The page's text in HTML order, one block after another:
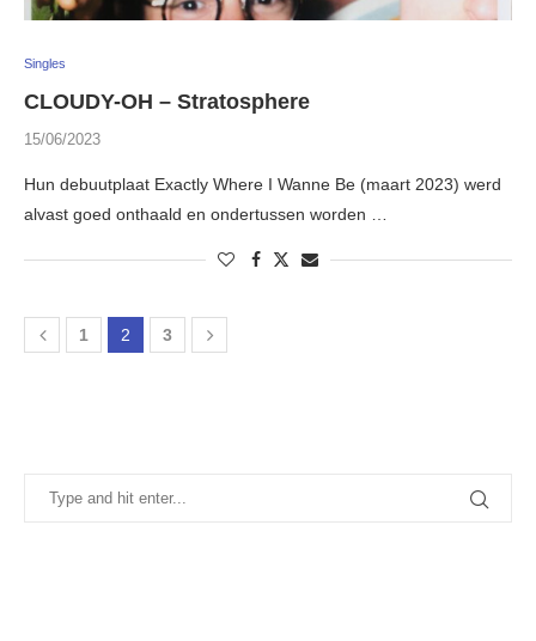
Singles
CLOUDY-OH – Stratosphere
15/06/2023
Hun debuutplaat Exactly Where I Wanne Be (maart 2023) werd
alvast goed onthaald en ondertussen worden …
1 2 3